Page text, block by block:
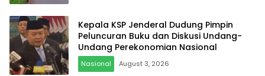
Kepala KSP Jenderal Dudung Pimpin
Peluncuran Buku dan Diskusi Undang-
Undang Perekonomian Nasional
Nasional August 3, 2026